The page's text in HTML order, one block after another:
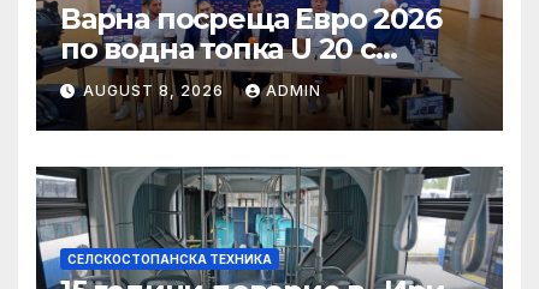
Варна посреща Евро 2026
по водна топка U 20 с
отлични условия на
състезателните басейни
AUGUST 8, 2026 ADMIN
СЕЛСКОСТОПАНСКА ТЕХНИКА